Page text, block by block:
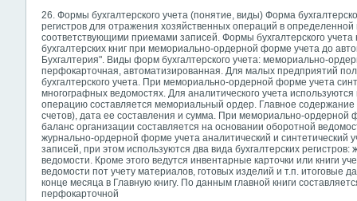
26. Формы бухгалтерского учета (понятие, виды) Форма
регистров для отражения хозяйственных операций в определенной
соответствующими приемами записей. Формы бухгалтерского
бухгалтерских книг при мемориально-ордерной форме учета до
Бухгалтерия". Виды форм бухгалтерского учета: мемориально-
перфокарточная, автоматизированная. Для малых предприятий
бухгалтерского учета. При мемориально-ордерной форме учета
многографных ведомостях. Для аналитического учета
операцию составляется мемориальный ордер. Главное
счетов), дата ее составления и сумма. При мемориально-ордерной
баланс организации составляется на основании оборотной
журнально-ордерной форме учета аналитический и синтетический
записей, при этом используются два вида бухгалтерских
ведомости. Кроме этого ведутся инвентарные карточки или книги
ведомости пот учету материалов, готовых изделий и т.п. итоговые
конце месяца в Главную книгу. По данным главной книги
перфокарточной